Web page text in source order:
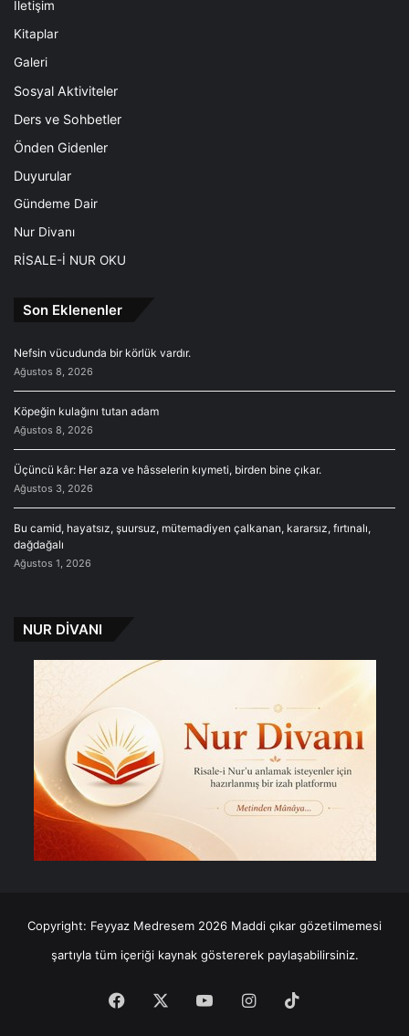
İletişim
Kitaplar
Galeri
Sosyal Aktiviteler
Ders ve Sohbetler
Önden Gidenler
Duyurular
Gündeme Dair
Nur Divanı
RİSALE-İ NUR OKU
Son Eklenenler
Nefsin vücudunda bir körlük vardır.
Ağustos 8, 2026
Köpeğin kulağını tutan adam
Ağustos 8, 2026
Üçüncü kâr: Her aza ve hâsselerin kıymeti, birden bine çıkar.
Ağustos 3, 2026
Bu camid, hayatsız, şuursuz, mütemadiyen çalkanan, kararsız, fırtınalı,
dağdağalı
Ağustos 1, 2026
NUR DİVANI
Copyright: Feyyaz Medresem 2026 Maddi çıkar gözetilmemesi
şartıyla tüm içeriği kaynak göstererek paylaşabilirsiniz.
Facebook YouTubeInstagram